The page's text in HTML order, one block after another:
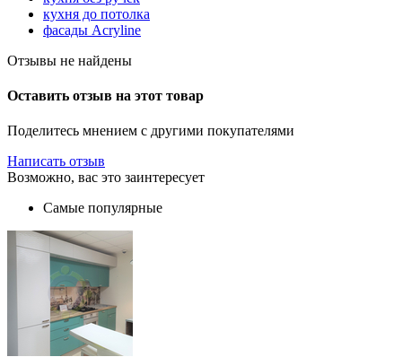
кухня до потолка
фасады Acryline
Отзывы не найдены
Оставить отзыв на этот товар
Поделитесь мнением с другими покупателями
Написать отзыв
Возможно, вас это заинтересует
Самые популярные